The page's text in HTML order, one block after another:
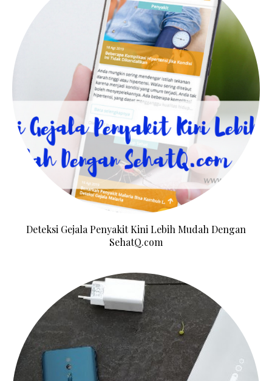
Deteksi Gejala Penyakit Kini Lebih Mudah Dengan
SehatQ.com